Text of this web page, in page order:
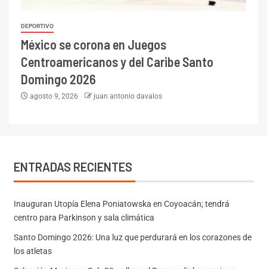
DEPORTIVO
México se corona en Juegos
Centroamericanos y del Caribe Santo
Domingo 2026
agosto 9, 2026 juan antonio davalos
ENTRADAS RECIENTES
Inauguran Utopía Elena Poniatowska en Coyoacán; tendrá
centro para Parkinson y sala climática
Santo Domingo 2026: Una luz que perdurará en los corazones de
los atletas